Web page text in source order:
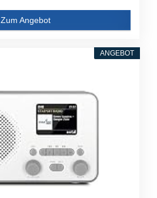
Zum Angebot
ANGEBOT